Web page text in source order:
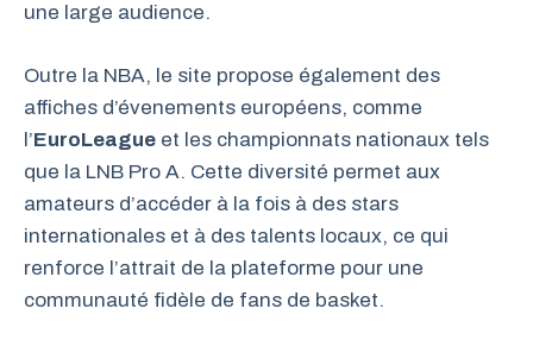
une large audience.
Outre la NBA, le site propose également des
affiches d’évenements européens, comme
l’EuroLeague et les championnats nationaux tels
que la LNB Pro A. Cette diversité permet aux
amateurs d’accéder à la fois à des stars
internationales et à des talents locaux, ce qui
renforce l’attrait de la plateforme pour une
communauté fidèle de fans de basket.